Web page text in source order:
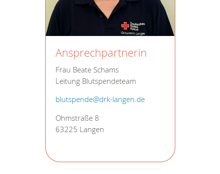
Ansprechpartnerin
Frau Beate Schams
Leitung Blutspendeteam
blutspende@drk-langen.de
Ohmstraße 8
63225 Langen